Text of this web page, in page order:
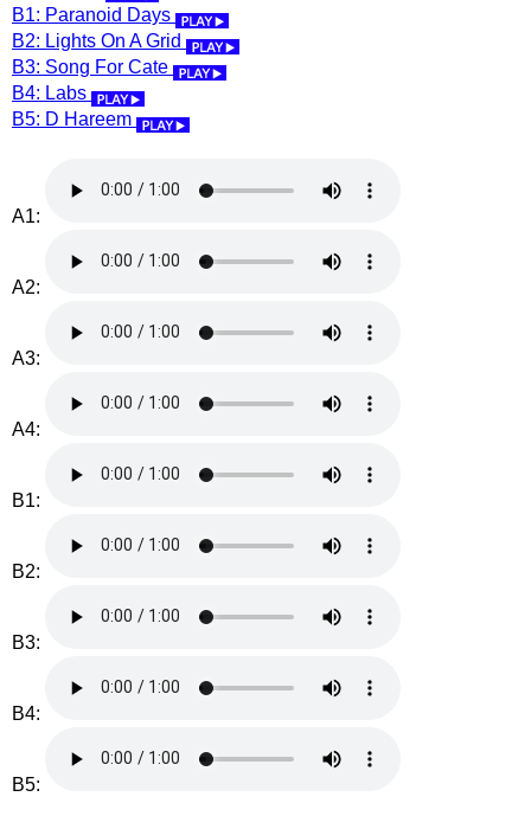
B1: Paranoid Days
B2: Lights On A Grid
B3: Song For Cate
B4: Labs
B5: D Hareem
A1:
A2:
A3:
A4:
B1:
B2:
B3:
B4:
B5: